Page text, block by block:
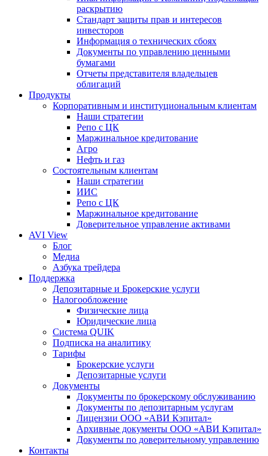
раскрытию
Стандарт защиты прав и интересов
инвесторов
Информация о технических сбоях
Документы по управлению ценными
бумагами
Отчеты представителя владельцев
облигаций
Продукты
Корпоративным и институциональным клиентам
Наши стратегии
Репо с ЦК
Маржинальное кредитование
Агро
Нефть и газ
Состоятельным клиентам
Наши стратегии
ИИС
Репо с ЦК
Маржинальное кредитование
Доверительное управление активами
AVI View
Блог
Медиа
Азбука трейдера
Поддержка
Депозитарные и Брокерские услуги
Налогообложение
Физические лица
Юридические лица
Система QUIK
Подписка на аналитику
Тарифы
Брокерские услуги
Депозитарные услуги
Документы
Документы по брокерскому обслуживанию
Документы по депозитарным услугам
Лицензии ООО «АВИ Кэпитал»
Архивные документы ООО «АВИ Кэпитал»
Документы по доверительному управлению
Контакты